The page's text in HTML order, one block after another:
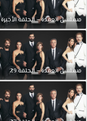
مسلسل العقدة – الحلقة الأخيرة
مسلسل العقدة – الحلقة 29